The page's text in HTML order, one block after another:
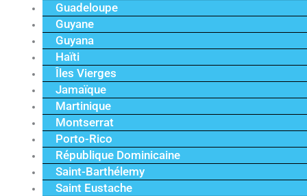
Guadeloupe
Guyane
Guyana
Haïti
Îles Vierges
Jamaïque
Martinique
Montserrat
Porto-Rico
République Dominicaine
Saint-Barthélemy
Saint Eustache